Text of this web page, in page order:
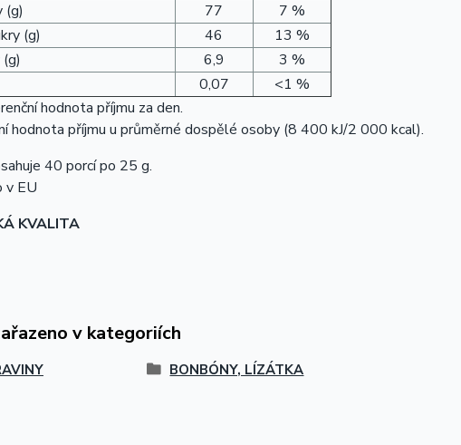
(g)
77
7 %
(g)
46
13 %
6,9
3 %
0,07
<1 %
hodnota příjmu za den.
hodnota příjmu u průměrné dospělé osoby (8 400 kJ/2 000 kcal).
40 porcí po 25 g.
v EU
KVALITA
v kategoriích
BONBÓNY, LÍZÁTKA